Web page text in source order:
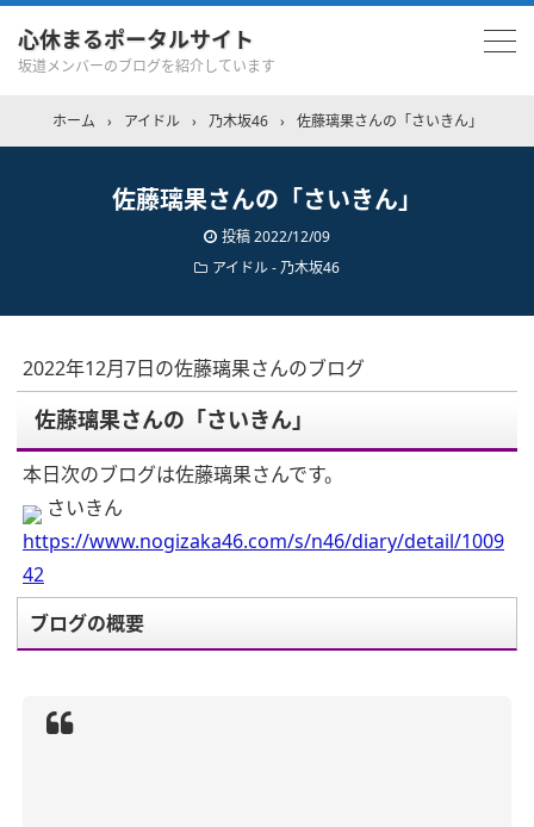
心休まるポータルサイト
坂道メンバーのブログを紹介しています
ホーム › アイドル › 乃木坂46 › 佐藤璃果さんの「さいきん」
佐藤璃果さんの「さいきん」
投稿2022/12/09
アイドル - 乃木坂46
2022年12月7日の佐藤璃果さんのブログ
佐藤璃果さんの「さいきん」
本日次のブログは佐藤璃果さんです。
さいきん
https://www.nogizaka46.com/s/n46/diary/detail/1009
42
ブログの概要